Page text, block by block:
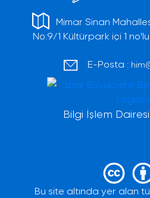
Mimar Sinan
No:9/1 Kültürpark içi 1
E-Posta :
Bilgi İşlem
Bu site altında yer alan